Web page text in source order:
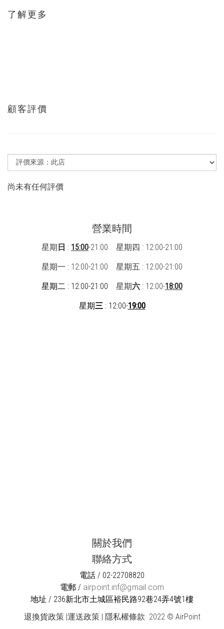
了解更多
顧客評價
尚未有任何評價
營業時間
星期 日 : 15:00-21:00 星期四 : 12:00-21:00
星期一 : 12:00-21:00 星期五 : 12:00-21:00
星期二 : 12:00-21:00 星期六 : 12:00-18:00
星期三: 12:00-19:00
關於我們
聯絡方式
電話 / 02-22708820
電郵 / airpoint.inf@gmail.com
地址 / 236新北市土城區裕民路92巷24弄4號1樓
退換貨政策|運送政策| 隱私權條款 2022 © AirPoint